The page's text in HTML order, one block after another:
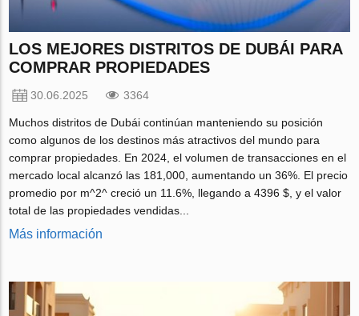
LOS MEJORES DISTRITOS DE DUBÁI PARA
COMPRAR PROPIEDADES
30.06.2025 3364
Muchos distritos de Dubái continúan manteniendo su posición
como algunos de los destinos más atractivos del mundo para
comprar propiedades. En 2024, el volumen de transacciones en el
mercado local alcanzó las 181,000, aumentando un 36%. El precio
promedio por m^2^ creció un 11.6%, llegando a 4396 $, y el valor
total de las propiedades vendidas...
Más información